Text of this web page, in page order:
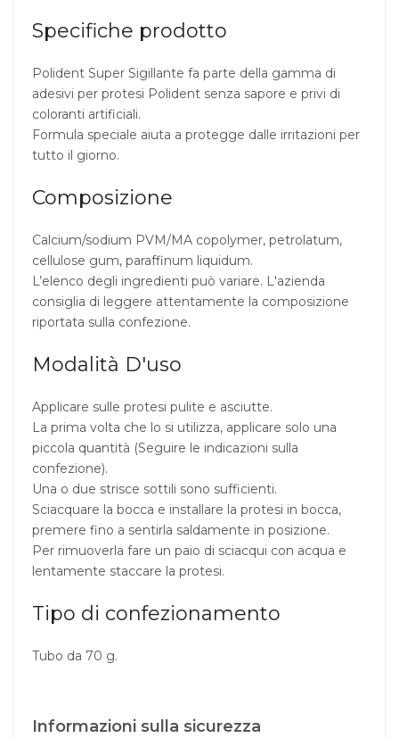
Specifiche prodotto
Polident Super Sigillante fa parte della gamma di
adesivi per protesi Polident senza sapore e privi di
coloranti artificiali.
Formula speciale aiuta a protegge dalle irritazioni per
tutto il giorno.
Composizione
Calcium/sodium PVM/MA copolymer, petrolatum,
cellulose gum, paraffinum liquidum.
L’elenco degli ingredienti può variare. L'azienda
consiglia di leggere attentamente la composizione
riportata sulla confezione.
Modalità D'uso
Applicare sulle protesi pulite e asciutte.
La prima volta che lo si utilizza, applicare solo una
piccola quantità (Seguire le indicazioni sulla
confezione).
Una o due strisce sottili sono sufficienti.
Sciacquare la bocca e installare la protesi in bocca,
premere fino a sentirla saldamente in posizione.
Per rimuoverla fare un paio di sciacqui con acqua e
lentamente staccare la protesi.
Tipo di confezionamento
Tubo da 70 g.
Informazioni sulla sicurezza